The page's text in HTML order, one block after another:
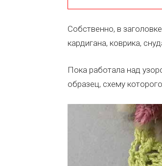
Собственно, в
кардигана, коврика,
Пока работала над
образец, схему